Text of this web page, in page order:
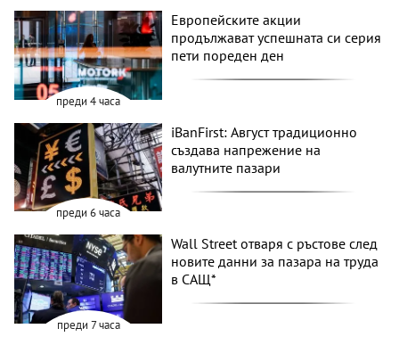
преди 4 часа
Европейските акции
продължават успешната си серия
пети пореден ден
преди 6 часа
iBanFirst: Август традиционно
създава напрежение на
валутните пазари
преди 7 часа
Wall Street отваря с ръстове след
новите данни за пазара на труда
в САЩ*